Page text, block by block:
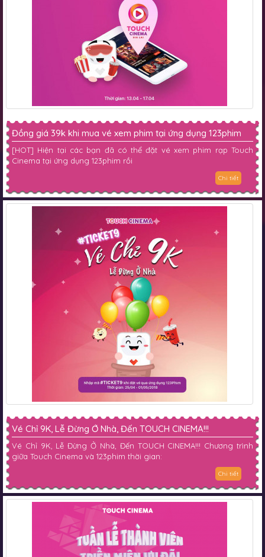
Đồng giá 39k khi mua vé xem phim tại ứng dụng 123phim
[HOT] Hiện tại các bạn đã có thể đặt vé xem phim rạp Touch
Cinema tại ứng dụng 123phim rồi
Chi tiết
Vé Chỉ 9K, Lễ Đừng Ở Nhà, Đến TOUCH CINEMA!!!
Vé Chỉ 9K, Lễ Đừng Ở Nhà, Đến TOUCH CINEMA!!! Chương trình
giữa Touch Cinema và 123phim thời gian:
Chi tiết